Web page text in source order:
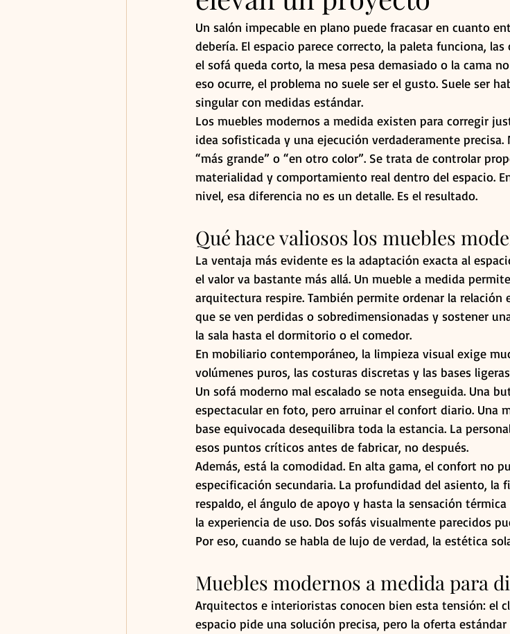
Un salón impecable en plano puede fracasar en cuanto
debería. El espacio parece correcto, la paleta funciona,
el sofá queda corto, la mesa pesa demasiado o la cama
eso ocurre, el problema no suele ser el gusto. Suele ser
singular con medidas estándar.
Los muebles modernos a medida existen para corregir
idea sofisticada y una ejecución verdaderamente
“más grande” o “en otro color”. Se trata de controlar
materialidad y comportamiento real dentro del espacio.
nivel, esa diferencia no es un detalle. Es el resultado.
Qué hace valiosos los muebles
La ventaja más evidente es la adaptación exacta al
el valor va bastante más allá. Un mueble a medida
arquitectura respire. También permite ordenar la relación
que se ven perdidas o sobredimensionadas y sostener
la sala hasta el dormitorio o el comedor.
En mobiliario contemporáneo, la limpieza visual exige
volúmenes puros, las costuras discretas y las bases
Un sofá moderno mal escalado se nota enseguida. Una
espectacular en foto, pero arruinar el confort diario. Una
base equivocada desequilibra toda la estancia. La
esos puntos críticos antes de fabricar, no después.
Además, está la comodidad. En alta gama, el confort no
especificación secundaria. La profundidad del asiento, la
respaldo, el ángulo de apoyo y hasta la sensación
la experiencia de uso. Dos sofás visualmente parecidos
Por eso, cuando se habla de lujo de verdad, la estética
Muebles modernos a medida para
Arquitectos e interioristas conocen bien esta tensión: el
espacio pide una solución precisa, pero la oferta